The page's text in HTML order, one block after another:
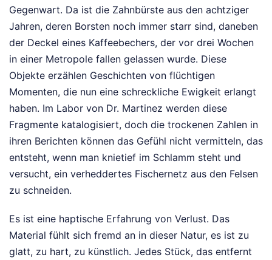
Gegenwart. Da ist die Zahnbürste aus den achtziger
Jahren, deren Borsten noch immer starr sind, daneben
der Deckel eines Kaffeebechers, der vor drei Wochen
in einer Metropole fallen gelassen wurde. Diese
Objekte erzählen Geschichten von flüchtigen
Momenten, die nun eine schreckliche Ewigkeit erlangt
haben. Im Labor von Dr. Martinez werden diese
Fragmente katalogisiert, doch die trockenen Zahlen in
ihren Berichten können das Gefühl nicht vermitteln, das
entsteht, wenn man knietief im Schlamm steht und
versucht, ein verheddertes Fischernetz aus den Felsen
zu schneiden.
Es ist eine haptische Erfahrung von Verlust. Das
Material fühlt sich fremd an in dieser Natur, es ist zu
glatt, zu hart, zu künstlich. Jedes Stück, das entfernt